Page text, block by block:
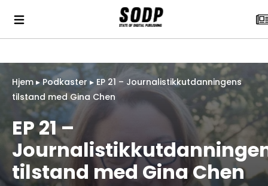
Hjem ▸ Podkaster ▸ EP 21 – Journalistikkutdanningens
tilstand med Gina Chen
EP 21 –
tilstand med Gina Chen